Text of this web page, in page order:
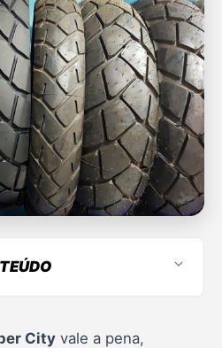
troca
City vale a pena,